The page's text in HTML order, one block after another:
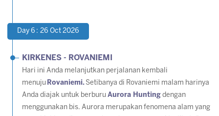
Day 6 : 26 Oct 2026
KIRKENES - ROVANIEMI
Hari ini Anda melanjutkan perjalanan kembali
menuju Rovaniemi. Setibanya di Rovaniemi malam harinya
Anda diajak untuk berburu Aurora Hunting dengan
menggunakan bis. Aurora merupakan fenomena alam yang